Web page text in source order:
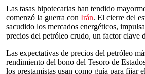
Las tasas hipotecarias han tendido
comenzó la guerra con Irán. El cierre del
sacudido los mercados energéticos,
precios del petróleo crudo, un factor clave
Las expectativas de precios del petróleo
rendimiento del bono del Tesoro de
los prestamistas usan como guía para fijar